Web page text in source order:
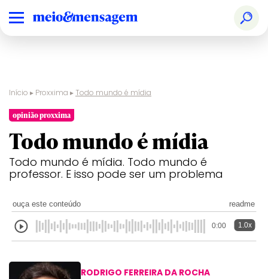
Início ▸ Proxxima ▸ Todo mundo é mídia
opinião proxxima
Todo mundo é mídia
Todo mundo é mídia. Todo mundo é
professor. E isso pode ser um problema
ouça este conteúdo readme
0:00 1.0x
RODRIGO FERREIRA DA ROCHA